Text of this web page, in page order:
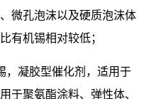
微孔泡沫以及硬质泡沫体
有机锡相对较低；
，凝胶型催化剂，适用于
于聚氨酯涂料、弹性体、